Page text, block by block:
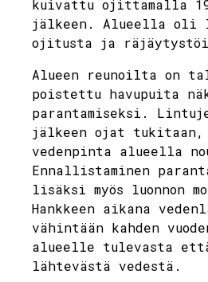
kuivattu ojittamalla
jälkeen. Alueella oli
ojitusta ja
Alueen reunoilta on
poistettu havupuita
parantamiseksi.
jälkeen ojat
vedenpinta alueella
Ennallistaminen
lisäksi myös luonnon
Hankkeen aikana
vähintään kahden
alueelle tulevasta
lähtevästä vedestä.